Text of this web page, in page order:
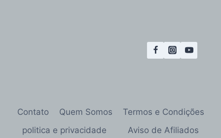
Contato Quem Somos
Termos e Condições
politica e privacidade
Aviso de Afiliados